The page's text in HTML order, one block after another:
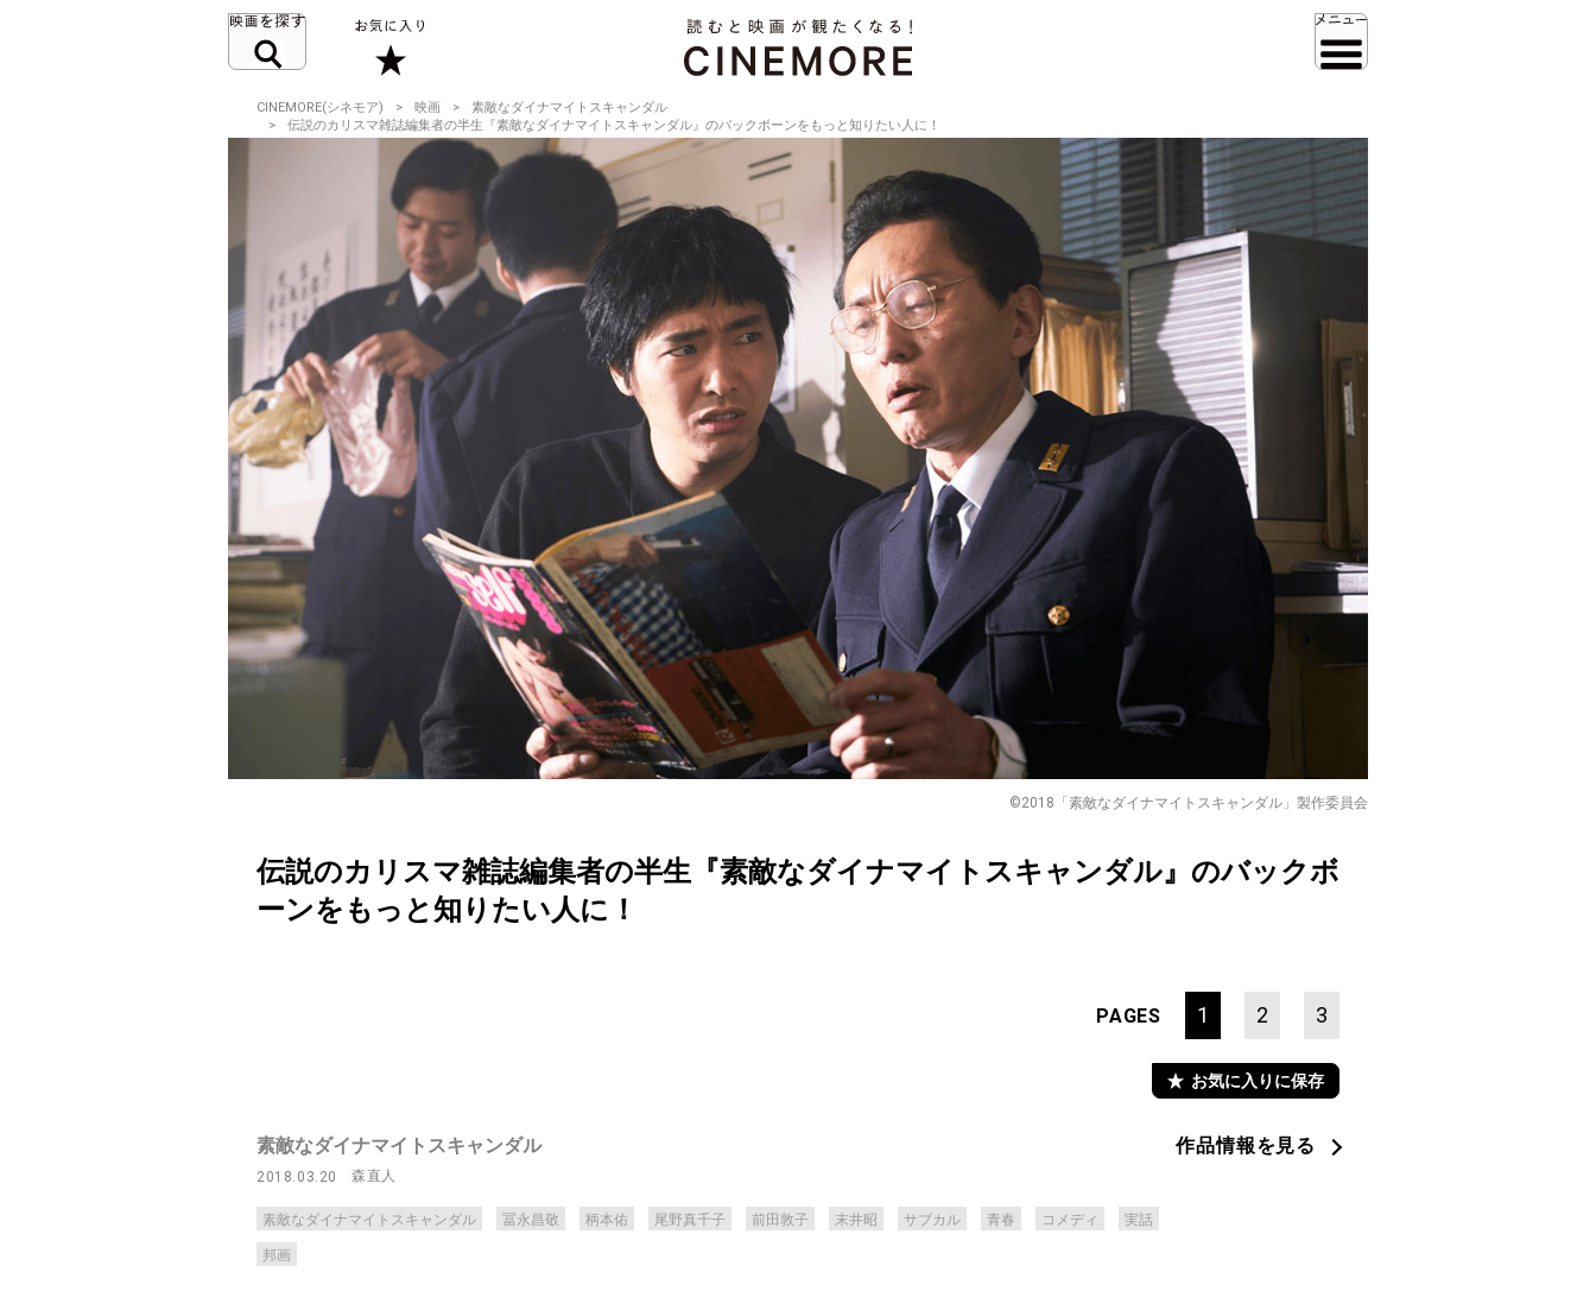
CINEMORE(シネモア) 映画
素敵なダイナマイトスキャンダル
伝説のカリスマ雑誌編集者の半生『素敵なダイナマイトスキャンダル』のバックボーンをもっと知りたい人に！
©2018「素敵なダイナマイトスキャンダル」製作委員会
伝説のカリスマ雑誌編集者の半生『素敵なダイナマイトスキャンダル』のバックボ
ーンをもっと知りたい人に！
PAGES 1 2 3
お気に入りに保存
素敵なダイナマイトスキャンダル
2018.03.20 森直人
素敵なダイナマイトスキャンダル 冨永昌敬 柄本佑 尾野真千子 前田敦子 末井昭 サブカル 青春 コメディ 実話
邦画
作品情報を見る